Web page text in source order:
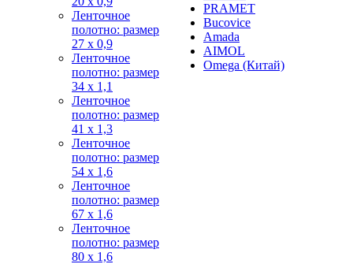
Ленточное
полотно: размер
27 х 0,9
Ленточное
полотно: размер
34 х 1,1
Ленточное
полотно: размер
41 х 1,3
Ленточное
полотно: размер
54 х 1,6
Ленточное
полотно: размер
67 х 1,6
Ленточное
полотно: размер
80 х 1,6
PRAMET
Bucovice
Amada
AIMOL
Omega (Китай)